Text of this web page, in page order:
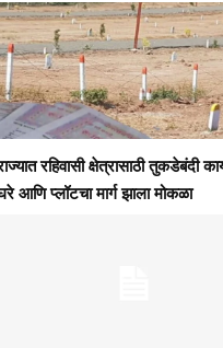
रहिवासी क्षेत्रासाठी तुकडेबंदी
आणि प्लॉटचा मार्ग झाला मोकळा